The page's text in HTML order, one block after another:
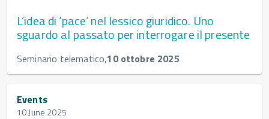
L’idea di ‘pace’ nel lessico giuridico. Uno
sguardo al passato per interrogare il presente
Seminario telematico,10 ottobre 2025
Events
10 June 2025